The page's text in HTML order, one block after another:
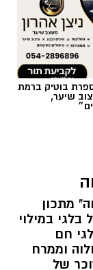
בוטיק ברמת
שיער,
מתכון
במילוי
חם
וממרח
של